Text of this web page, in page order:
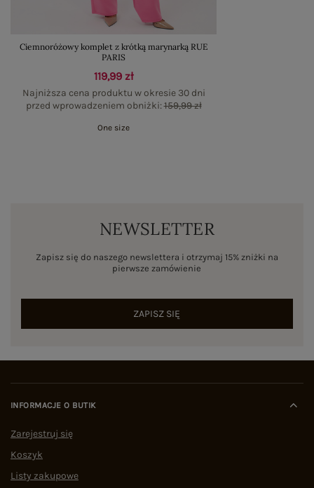
Ciemnoróżowy komplet z krótką marynarką RUE
PARIS
119,99 zł
Najniższa cena produktu w okresie 30 dni
przed wprowadzeniem obniżki:159,99 zł
One size
NEWSLETTER
Zapisz się do naszego newslettera i otrzymaj 15% zniżki na
pierwsze zamówienie
ZAPISZ SIĘ
INFORMACJE O BUTIK
Zarejestruj się
Koszyk
Listy zakupowe